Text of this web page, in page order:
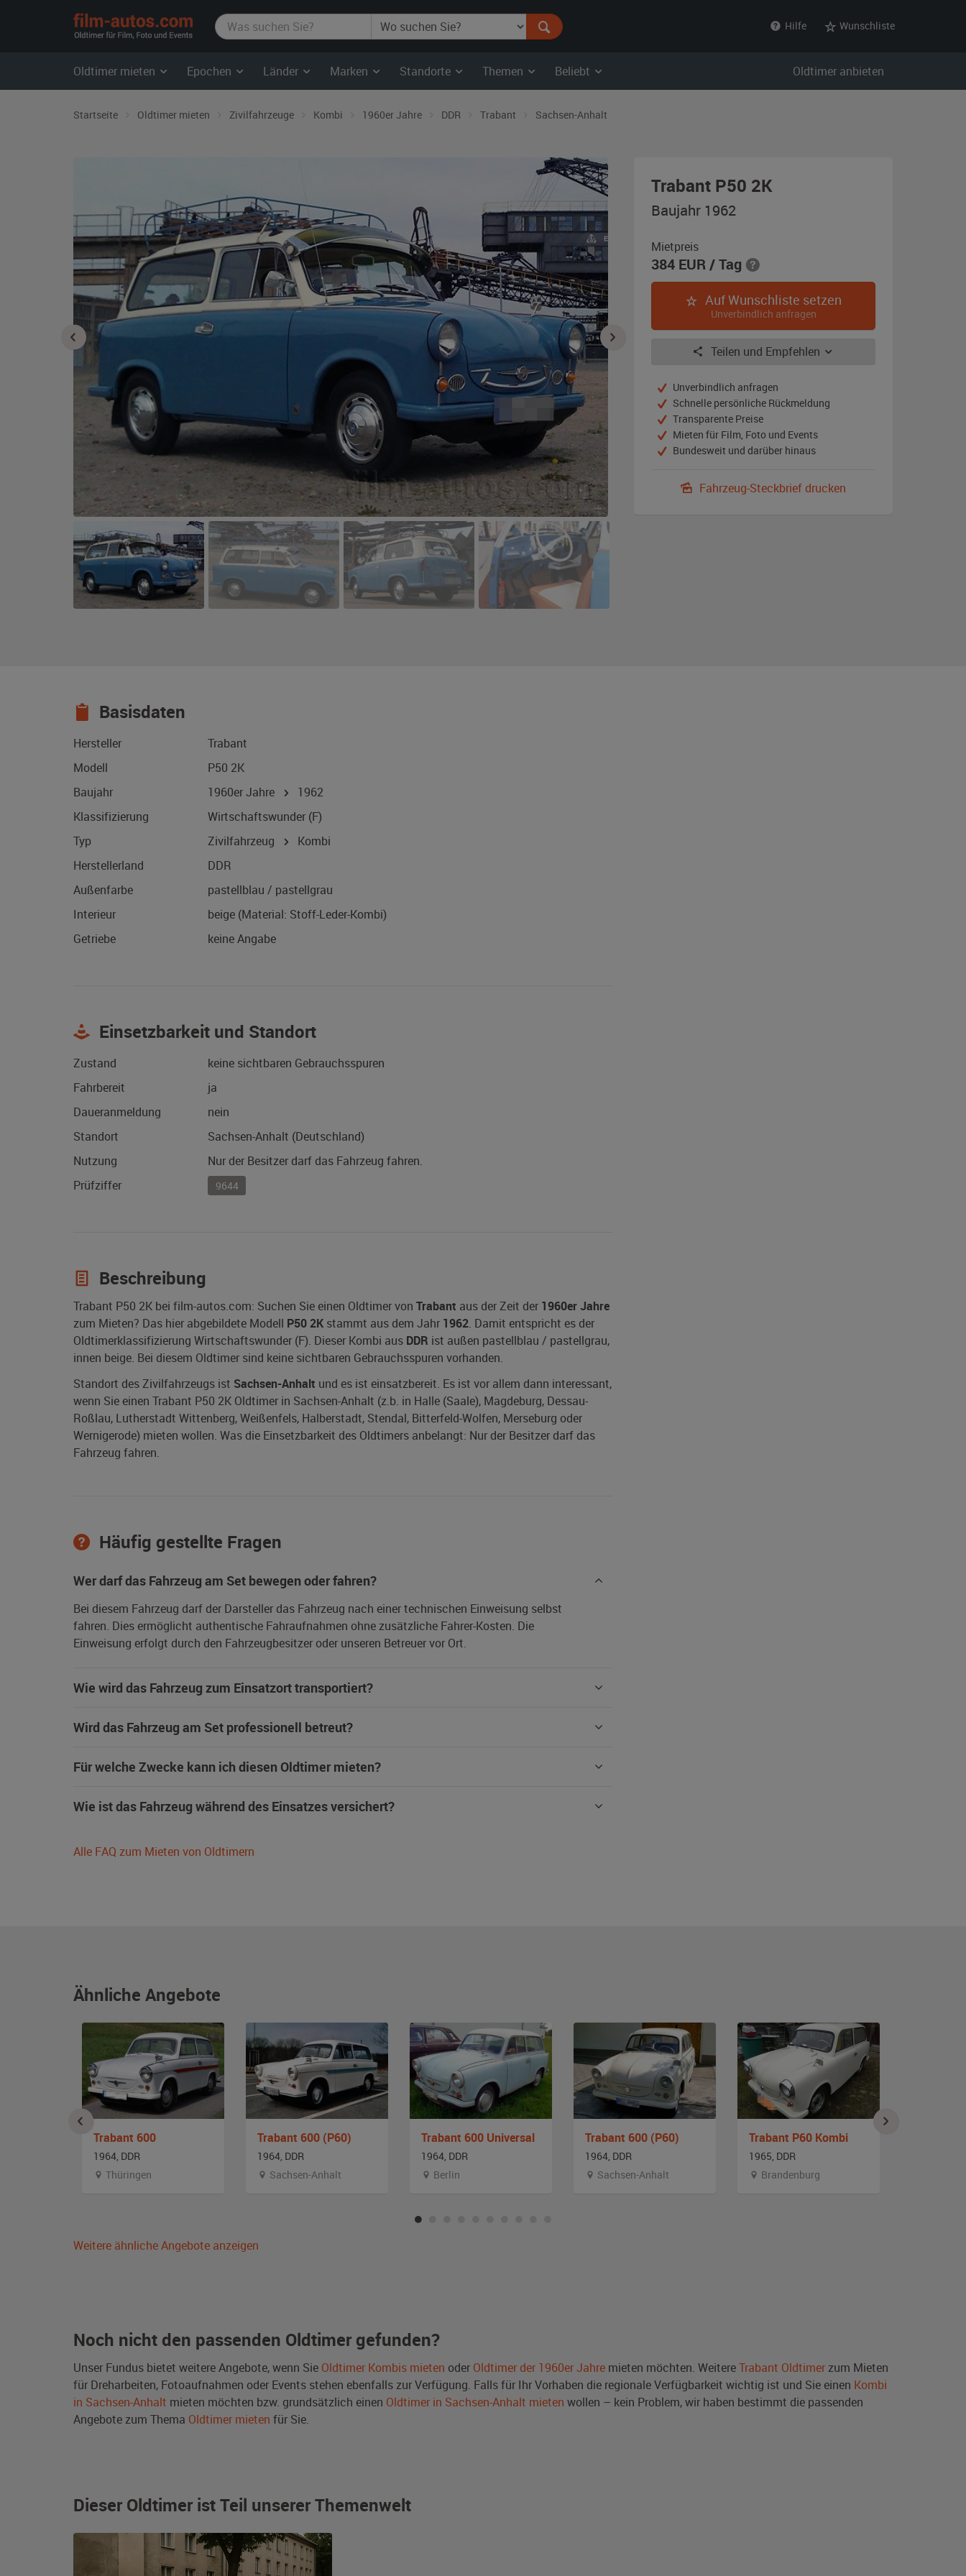
film-
autos.com
Hilfe Wunschliste
Oldtimer mieten Epochen Länder Marken Standorte Themen Beliebt Oldtimer anbieten
Startseite Oldtimer mieten Zivilfahrzeuge Kombi 1960er Jahre DDR Trabant Sachsen-Anhalt
Trabant P50 2K
pastellgrau
Baujahr 1962
Mietpreis
384 EUR/ Tag
Auf Wunschliste setzen
Unverbindlich anfragen
Teilen und Empfehlen
Unverbindlich anfragen
Schnelle persönliche Rückmeldung
Transparente Preise
Mieten für Film, Foto und Events
Bundesweit und darüber hinaus
Fahrzeug-Steckbrief drucken
Basisdaten
Hersteller
Trabant
Modell
P50 2K
Baujahr
1960er Jahre
1962
Klassifizierung
Wirtschaftswunder (F)
Typ
Zivilfahrzeug
Kombi
Herstellerland
DDR
Außenfarbe
pastellblau / pastellgrau
Interieur
beige (Material: Stoff-Leder-Kombi)
Getriebe
keine Angabe
Einsetzbarkeit und Standort
Zustand
keine sichtbaren Gebrauchsspuren
Fahrbereit
ja
Daueranmeldung
nein
Standort
Sachsen-Anhalt (Deutschland)
Nutzung
Nur der Besitzer darf das Fahrzeug fahren.
Prüfziffer
9644
Beschreibung
Trabant P50 2K bei film-autos.com: Suchen Sie einen Oldtimer von Trabant aus der Zeit der 1960er Jahre
zum Mieten? Das hier abgebildete Modell P50 2K stammt aus dem Jahr 1962. Damit entspricht es der
Oldtimerklassifizierung Wirtschaftswunder (F). Dieser Kombi aus DDR ist außen pastellblau / pastellgrau,
innen beige. Bei diesem Oldtimer sind keine sichtbaren Gebrauchsspuren vorhanden.
Standort des Zivilfahrzeugs ist Sachsen-Anhalt und es ist einsatzbereit. Es ist vor allem dann interessant,
wenn Sie einen Trabant P50 2K Oldtimer in Sachsen-Anhalt (z.b. in Halle (Saale), Magdeburg, Dessau-
Roßlau, Lutherstadt Wittenberg, Weißenfels, Halberstadt, Stendal, Bitterfeld-Wolfen, Merseburg oder
Wernigerode) mieten wollen. Was die Einsetzbarkeit des Oldtimers anbelangt: Nur der Besitzer darf das
Fahrzeug fahren.
Häufig gestellte Fragen
Wer darf das Fahrzeug am Set bewegen oder fahren?
Bei diesem Fahrzeug darf der Darsteller das Fahrzeug nach einer technischen Einweisung selbst
fahren. Dies ermöglicht authentische Fahraufnahmen ohne zusätzliche Fahrer-Kosten. Die
Einweisung erfolgt durch den Fahrzeugbesitzer oder unseren Betreuer vor Ort.
Wie wird das Fahrzeug zum Einsatzort transportiert?
Wird das Fahrzeug am Set professionell betreut?
Für welche Zwecke kann ich diesen Oldtimer mieten?
Wie ist das Fahrzeug während des Einsatzes versichert?
Alle FAQ zum Mieten von Oldtimern
Ähnliche Angebote
Trabant 600
1964, DDR
Thüringen
Trabant 600 (P60)
1964, DDR
Sachsen-Anhalt
Trabant 600 Universal
1964, DDR
Berlin
Trabant 600 (P60)
1964, DDR
Sachsen-Anhalt
Trabant P60 Kombi
1965, DDR
Brandenburg
Weitere ähnliche Angebote anzeigen
Noch nicht den passenden Oldtimer gefunden?
Unser Fundus bietet weitere Angebote, wenn Sie Oldtimer Kombis mieten oder Oldtimer der 1960er Jahre mieten möchten. WeitereTrabant Oldtimer zum Mieten
für Dreharbeiten, Fotoaufnahmen oder Events stehen ebenfalls zur Verfügung. Falls für Ihr Vorhaben die regionale Verfügbarkeit wichtig ist und Sie einen Kombi
in Sachsen-Anhalt mieten möchten bzw. grundsätzlich einen Oldtimer in Sachsen-Anhalt mieten wollen – kein Problem, wir haben bestimmt die passenden
Angebote zum Thema Oldtimer mieten für Sie.
Dieser Oldtimer ist Teil unserer Themenwelt